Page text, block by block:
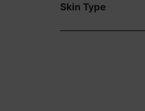
Skin Type